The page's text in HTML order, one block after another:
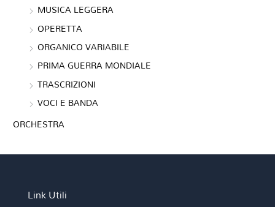
MUSICA LEGGERA
OPERETTA
ORGANICO VARIABILE
PRIMA GUERRA MONDIALE
TRASCRIZIONI
VOCI E BANDA
ORCHESTRA
Link Utili